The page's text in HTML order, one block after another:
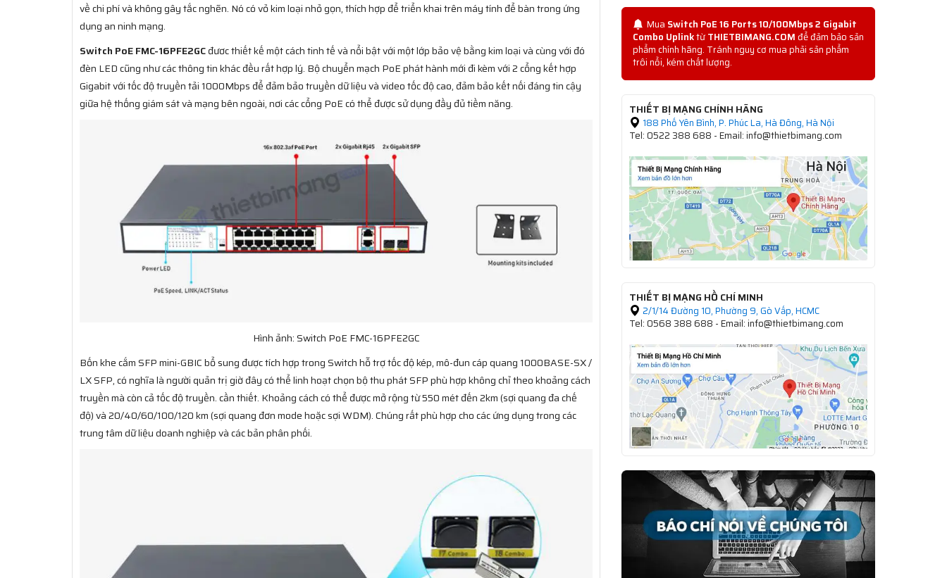
về chi phí và không gây tắc nghẽn. Nó có vỏ kim loại nhỏ gọn, thích hợp để triển khai trên máy tính để bàn trong ứng
dụng an ninh mạng.
Switch PoE FMC-16PFE2GCđươc thiết kế một cách tinh tế và nổi bật với một lớp bảo vệ bằng kim loại và cùng với đó
đèn LED cũng như các thông tin khác đều rất hợp lý. Bộ chuyển mạch PoE phát hành mới đi kèm với 2 cổng kết hợp
Gigabit với tốc độ truyền tải 1000Mbps để đảm bảo truyền dữ liệu và video tốc độ cao, đảm bảo kết nối đáng tin cậy
giữa hệ thống giám sát và mạng bên ngoài, nơi các cổng PoE có thể được sử dụng đầy đủ tiềm năng.
Hình ảnh: Switch PoE FMC-16PFE2GC
Bốn khe cắm SFP mini-GBIC bổ sung được tích hợp trong Switch hỗ trợ tốc độ kép, mô-đun cáp quang 1000BASE-SX /
LX SFP, có nghĩa là người quản trị giờ đây có thể linh hoạt chọn bộ thu phát SFP phù hợp không chỉ theo khoảng cách
truyền mà còn cả tốc độ truyền. cần thiết. Khoảng cách có thể được mở rộng từ 550 mét đến 2km (sợi quang đa chế
độ) và 20/40/60/100/120 km (sợi quang đơn mode hoặc sợi WDM). Chúng rất phù hợp cho các ứng dụng trong các
trung tâm dữ liệu doanh nghiệp và các bản phân phối.
Mua Switch PoE 16 Ports 10/100Mbps 2 Gigabit
Combo UplinktừTHIETBIMANG.COMđể đảm bảo sản
phẩm chính hãng. Tránh nguy cơ mua phải sản phẩm
trôi nổi, kém chất lượng.
THIẾT BỊ MẠNG CHÍNH HÃNG
188 Phố Yên Bình, P. Phúc La, Hà Đông, Hà Nội
Tel: 0522 388 688 - Email: info@thietbimang.com
THIẾT BỊ MẠNG HỒ CHÍ MINH
2/1/14 Đường 10, Phường 9, Gò Vấp, HCMC
Tel: 0568 388 688 - Email: info@thietbimang.com